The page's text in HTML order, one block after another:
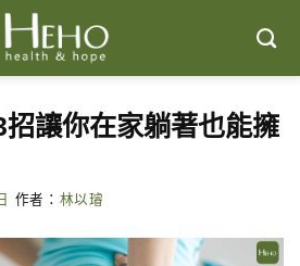
讓你在家躺著也能擁
作者： 林以璿